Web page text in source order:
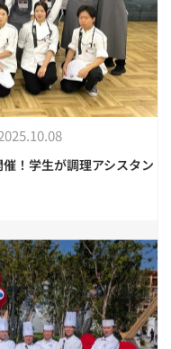
催！学生が調理アシスタン